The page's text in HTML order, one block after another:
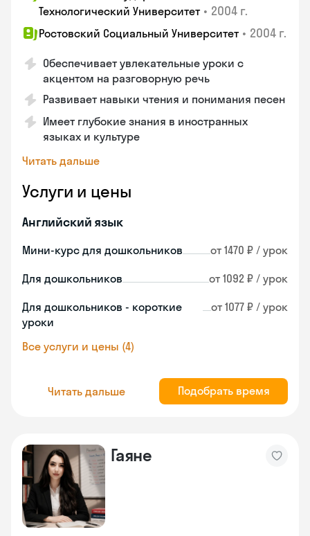
Технологический Университет • 2004 г.
Ростовский Социальный Университет • 2004 г.
Обеспечивает увлекательные уроки с
акцентом на разговорную речь
Развивает навыки чтения и понимания песен
Имеет глубокие знания в иностранных
языках и культуре
Читать дальше
Услуги и цены
Английский язык
Мини-курс для дошкольников от 1470 ₽ / урок
Для дошкольников от 1092 ₽ / урок
Для дошкольников - короткие
уроки
от 1077 ₽ / урок
Все услуги и цены (4)
Читать дальше Подобрать время
Гаяне